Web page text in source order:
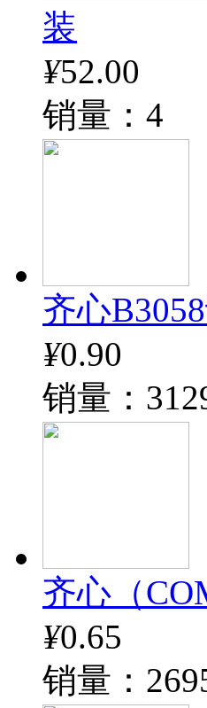
装
¥52.00
销量：4
齐心
¥0.90
销量：
齐心（
¥0.65
销量：